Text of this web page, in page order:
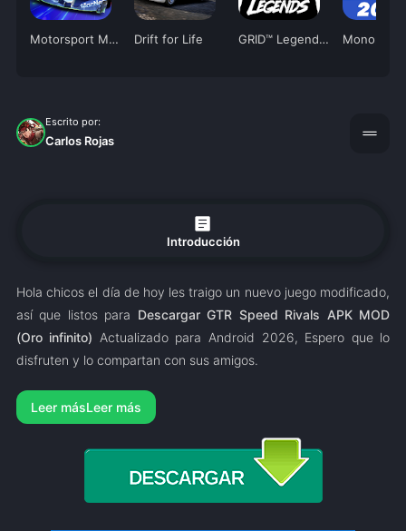
Motorsport Manager 4 Drift for Life GRID™ Legends: Deluxe Edition
Escrito por:
Carlos Rojas drag_handle
article
Introducción
Hola chicos el día de hoy les traigo un nuevo juego modificado,
así que listos para Descargar GTR Speed Rivals APK MOD
(Oro infinito) Actualizado para Android 2026, Espero que lo
disfruten y lo compartan con sus amigos.
Leer más